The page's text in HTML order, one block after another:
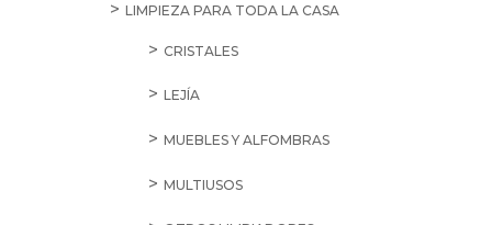
LIMPIEZA PARA TODA LA CASA
CRISTALES
LEJÍA
MUEBLES Y ALFOMBRAS
MULTIUSOS